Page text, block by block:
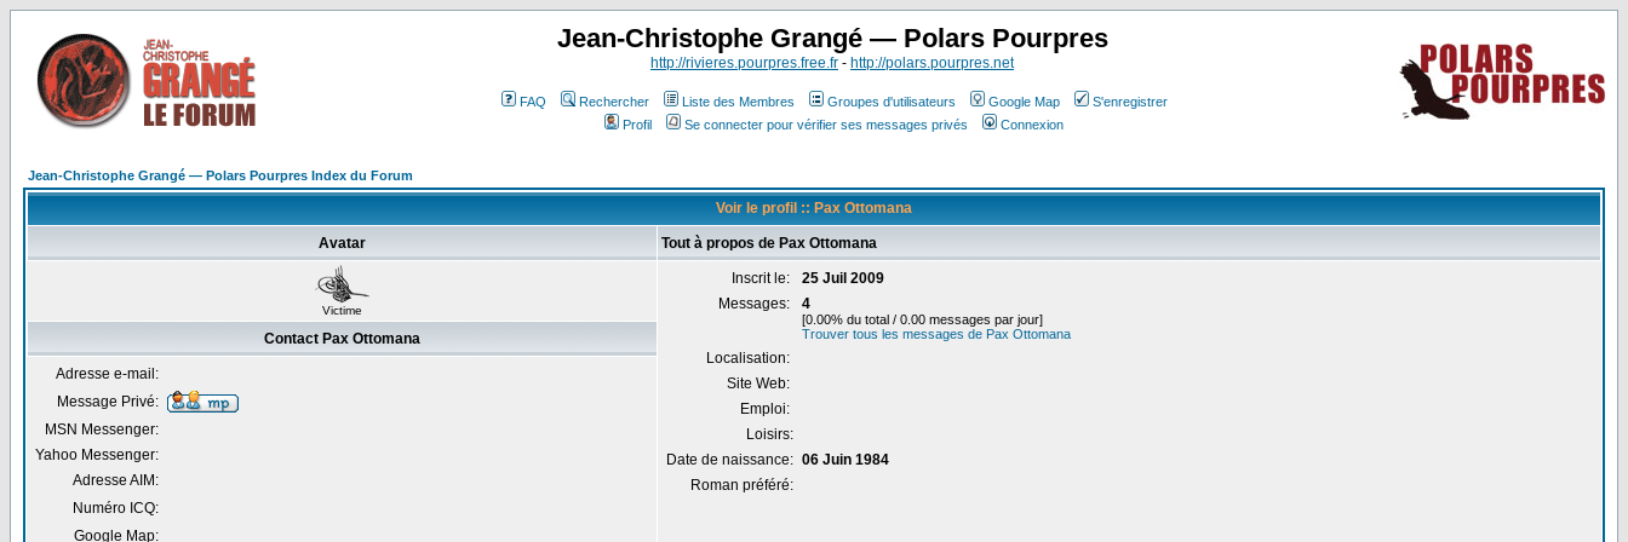
Jean-Christophe Grangé — Polars Pourpres
http://rivieres.pourpres.free.fr - http://polars.pourpres.net
FAQ Rechercher Liste des Membres Groupes d'utilisateurs Google Map
S'enregistrer
Profil
Se connecter pour vérifier ses messages privés Connexion
Jean-Christophe Grangé — Polars Pourpres Index du Forum
Voir le profil :: Pax Ottomana
Avatar Tout à propos de Pax Ottomana
Victime
Inscrit le:
25 Juil 2009
Messages:
4
[0.00% du total / 0.00 messages par jour]
Trouver tous les messages de Pax Ottomana
Localisation:
Site Web:
Emploi:
Loisirs:
Date de naissance: 06 Juin 1984
Roman préféré:
Contact Pax Ottomana
Adresse e-mail:
Message Privé:
MSN Messenger:
Yahoo Messenger:
Adresse AIM:
Numéro ICQ:
Google Map: